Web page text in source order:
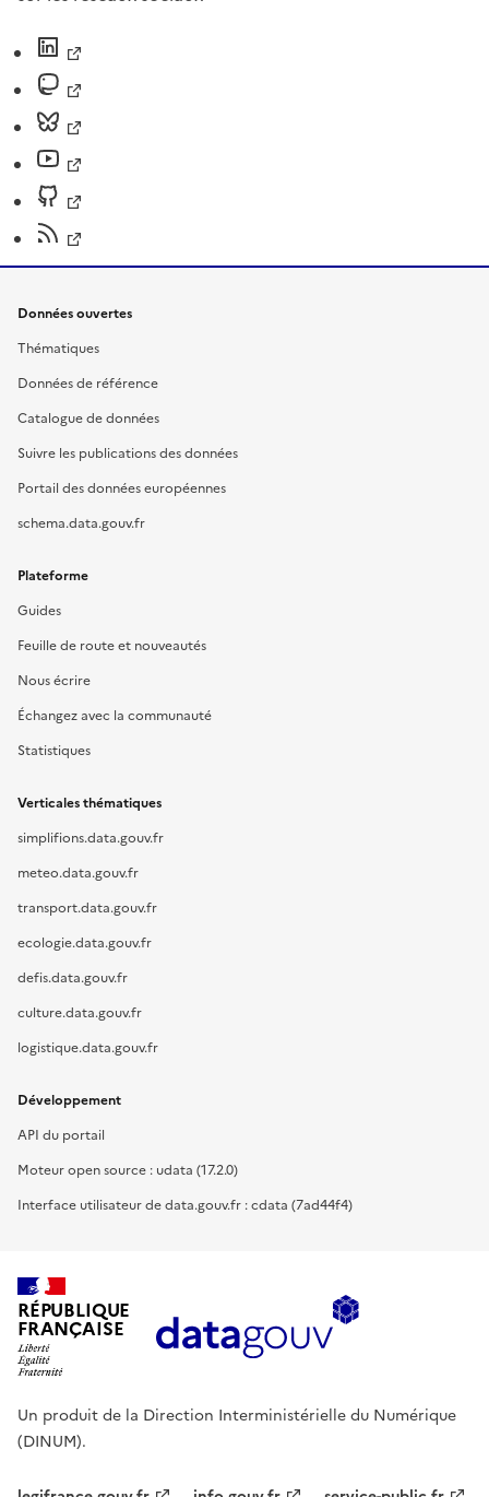
Données ouvertes
Thématiques
Données de référence
Catalogue de données
Suivre les publications des données
Portail des données européennes
schema.data.gouv.fr
Plateforme
Guides
Feuille de route et nouveautés
Nous écrire
Échangez avec la communauté
Statistiques
Verticales thématiques
simplifions.data.gouv.fr
meteo.data.gouv.fr
transport.data.gouv.fr
ecologie.data.gouv.fr
defis.data.gouv.fr
culture.data.gouv.fr
logistique.data.gouv.fr
Développement
API du portail
Moteur open source : udata (17.2.0)
Interface utilisateur de data.gouv.fr : cdata (7ad44f4)
RÉPUBLIQUE
FRANÇAISE
Un produit de la Direction Interministérielle du Numérique
(DINUM).